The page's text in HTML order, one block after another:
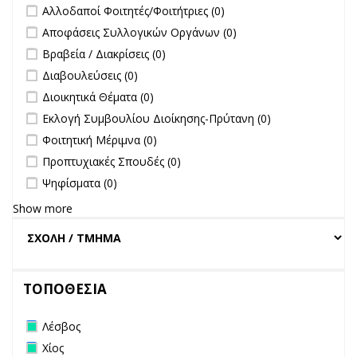
undefined
Αλλοδαποί Φοιτητές/Φοιτήτριες (0)
undefined
Αποφάσεις Συλλογικών Οργάνων (0)
undefined
Βραβεία / Διακρίσεις (0)
undefined
Διαβουλεύσεις (0)
undefined
Διοικητικά Θέματα (0)
undefined
Εκλογή Συμβουλίου Διοίκησης-Πρύτανη (0)
undefined
Φοιτητική Μέριμνα (0)
undefined
Προπτυχιακές Σπουδές (0)
undefined
Ψηφίσματα (0)
Show more
ΤΟΠΟΘΕΣΙΑ
Remove Λέσβος filter
Λέσβος
Remove Χίος filter
Χίος